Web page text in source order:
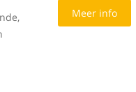
Meer info